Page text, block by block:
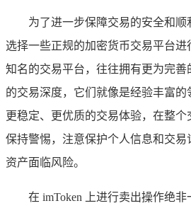
为了进一步保障交易的安全和
选择一些正规的加密货币交易平台进
知名的交易平台，往往拥有更为完
的交易深度，它们就像是经验丰富
更稳定、更优质的交易体验，在整个
保持警惕，注意保护个人信息和交
资产面临风险。
在 imToken 上进行卖出操作绝